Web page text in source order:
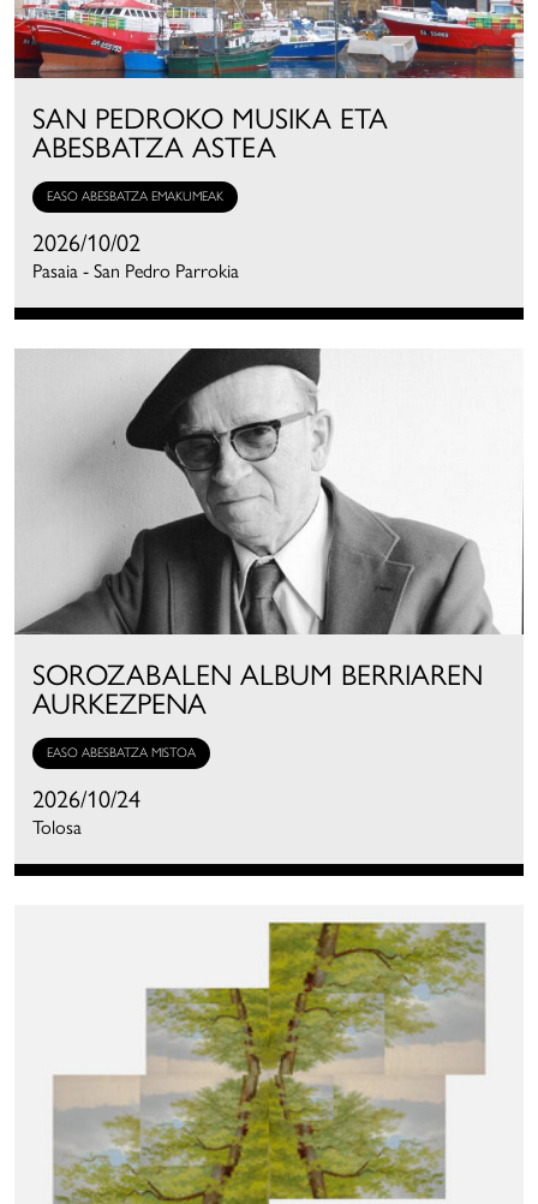
SAN PEDROKO MUSIKA ETA
ABESBATZA ASTEA
EASO ABESBATZA EMAKUMEAK
2026/10/02
Pasaia - San Pedro Parrokia
SOROZABALEN ALBUM BERRIAREN
AURKEZPENA
EASO ABESBATZA MISTOA
2026/10/24
Tolosa